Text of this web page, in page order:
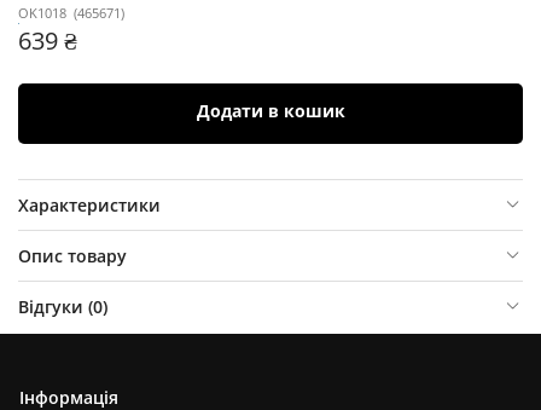
OK1018 (465671)
639 ₴
Додати в кошик
Характеристики
Опис товару
Відгуки (0)
Інформація